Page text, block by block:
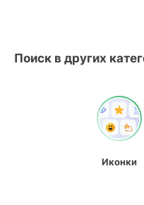
Поиск в других
Иконки